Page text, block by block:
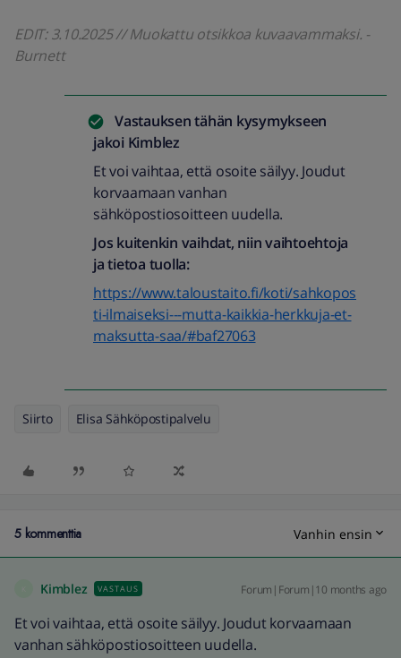
EDIT: 3.10.2025 // Muokattu otsikkoa kuvaavammaksi. -
Burnett
Vastauksen tähän kysymykseen
jakoi Kimblez
Et voi vaihtaa, että osoite säilyy. Joudut
korvaamaan vanhan
sähköpostiosoitteen uudella.
Jos kuitenkin vaihdat, niin vaihtoehtoja
ja tietoa tuolla:
https://www.taloustaito.fi/koti/sahkopos
ti-ilmaiseksi---mutta-kaikkia-herkkuja-et-
maksutta-saa/#baf27063
Siirto Elisa Sähköpostipalvelu
5 kommenttia Vanhin ensin
Kimblez VASTAUS Forum|Forum|10 months ago
Et voi vaihtaa, että osoite säilyy. Joudut korvaamaan
vanhan sähköpostiosoitteen uudella.